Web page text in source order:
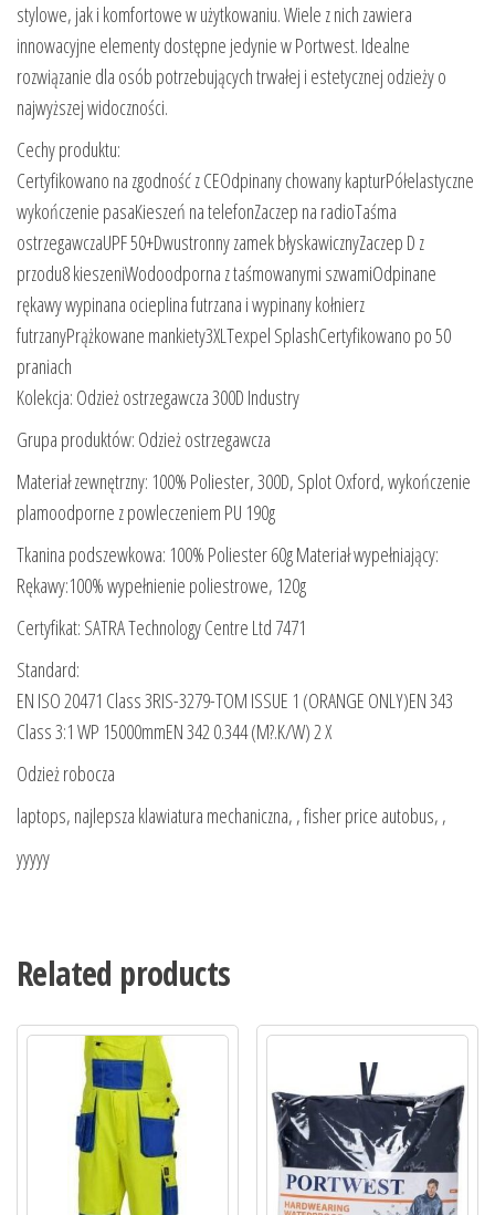
stylowe, jak i komfortowe w użytkowaniu. Wiele z nich zawiera
innowacyjne elementy dostępne jedynie w Portwest. Idealne
rozwiązanie dla osób potrzebujących trwałej i estetycznej odzieży o
najwyższej widoczności.
Cechy produktu:
Certyfikowano na zgodność z CEOdpinany chowany kapturPółelastyczne
wykończenie pasaKieszeń na telefonZaczep na radioTaśma
ostrzegawczaUPF 50+Dwustronny zamek błyskawicznyZaczep D z
przodu8 kieszeniWodoodporna z taśmowanymi szwamiOdpinane
rękawy wypinana ocieplina futrzana i wypinany kołnierz
futrzanyPrążkowane mankiety3XLTexpel SplashCertyfikowano po 50
praniach
Kolekcja: Odzież ostrzegawcza 300D Industry
Grupa produktów: Odzież ostrzegawcza
Materiał zewnętrzny: 100% Poliester, 300D, Splot Oxford, wykończenie
plamoodporne z powleczeniem PU 190g
Tkanina podszewkowa: 100% Poliester 60g Materiał wypełniający:
Rękawy:100% wypełnienie poliestrowe, 120g
Certyfikat: SATRA Technology Centre Ltd 7471
Standard:
EN ISO 20471 Class 3RIS-3279-TOM ISSUE 1 (ORANGE ONLY)EN 343
Class 3:1 WP 15000mmEN 342 0.344 (M?.K/W) 2 X
Odzież robocza
laptops, najlepsza klawiatura mechaniczna, , fisher price autobus, ,
yyyyy
Related products